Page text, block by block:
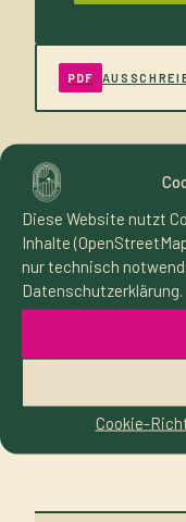
Diese Website nutzt
Inhalte
nur technisch
Datenschutzerklärung.
Cookie-
PDF
und Charakter.